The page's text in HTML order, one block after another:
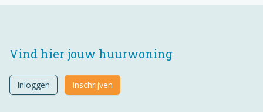
Vind hier jouw huurwoning
Inloggen Inschrijven